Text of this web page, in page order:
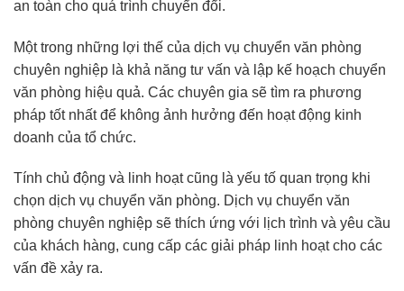
an toàn cho quá trình chuyển đổi.
Một trong những lợi thế của dịch vụ chuyển văn phòng
chuyên nghiệp là khả năng tư vấn và lập kế hoạch chuyển
văn phòng hiệu quả. Các chuyên gia sẽ tìm ra phương
pháp tốt nhất để không ảnh hưởng đến hoạt động kinh
doanh của tổ chức.
Tính chủ động và linh hoạt cũng là yếu tố quan trọng khi
chọn dịch vụ chuyển văn phòng. Dịch vụ chuyển văn
phòng chuyên nghiệp sẽ thích ứng với lịch trình và yêu cầu
của khách hàng, cung cấp các giải pháp linh hoạt cho các
vấn đề xảy ra.